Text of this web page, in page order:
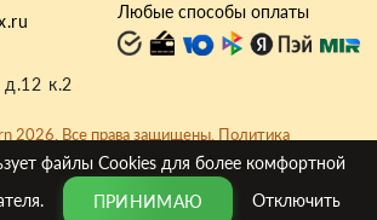
к.2
Любые способы оплаты
2026. Все права защищены. Политика
|Договор-оферта
файлы Cookies для более комфортной
ПРИНИМАЮ Отключить